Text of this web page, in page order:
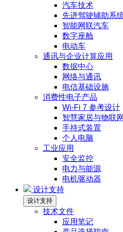
汽车技术
先进驾驶辅助系
智能网联汽车
数字座舱
电动车
通讯与企业计算应用
数据中心
网络与通讯
电信基础设施
消费性电子产品
Wi-Fi 7 参考设计
智慧家居与物联网
手持式装置
个人电脑
工业应用
安全监控
电力与能源
电机驱动器
设计支持
设计支持
技术文件
应用笔记